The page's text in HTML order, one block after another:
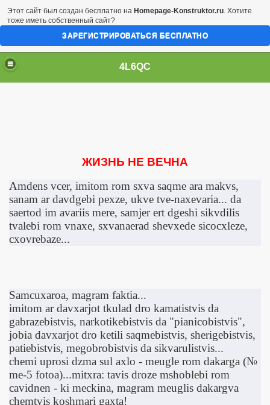
4L6QC
ЖИЗНЬ НЕ ВЕЧНА
Amdens vcer, imitom rom sxva saqme ara makvs,
sanam ar davdgebi pexze, ukve tve-naxevaria... da
saertod im avariis mere, samjer ert dgeshi sikvdilis
tvalebi rom vnaxe, sxvanaerad shevxede sicocxleze,
cxovrebaze...
Samcuxaroa, magram faktia...
imitom ar davxarjot tkulad dro kamatistvis da
gabrazebistvis, narkotikebistvis da "pianicobistvis",
jobia davxarjot dro ketili saqmebistvis, sherigebistvis,
patiebistvis, megobrobistvis da sikvarulistvis...
chemi uprosi dzma sul axlo - meugle rom dakarga (№
me-5 fotoa)...mitxra: tavis droze mshoblebi rom
cavidnen - ki meckina, magram meuglis dakargva
chemtvis koshmari gaxta!
Этот сайт был создан бесплатно на Homepage-Konstruktor.ru. Хотите
тоже иметь собственный сайт?
ЗАРЕГИСТРИРОВАТЬСЯ БЕСПЛАТНО